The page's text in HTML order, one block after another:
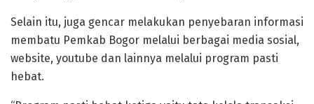
Selain itu, juga gencar melakukan penyebaran informasi
membatu Pemkab Bogor melalui berbagai media sosial,
website, youtube dan lainnya melalui program pasti
hebat.